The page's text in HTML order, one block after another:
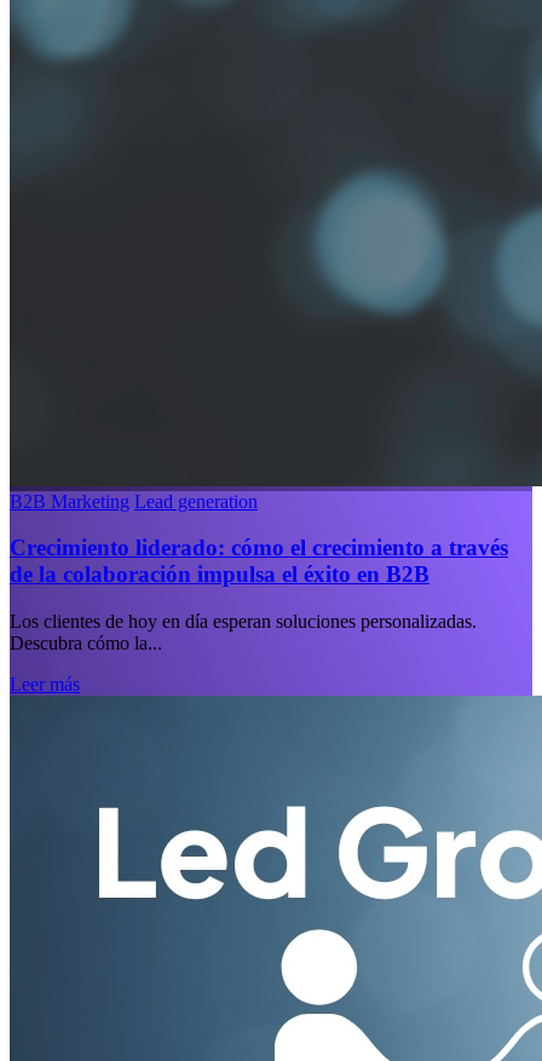
B2B Marketing Lead generation
Crecimiento liderado: cómo el crecimiento a través
de la colaboración impulsa el éxito en B2B
Los clientes de hoy en día esperan soluciones personalizadas.
Descubra cómo la...
Leer más